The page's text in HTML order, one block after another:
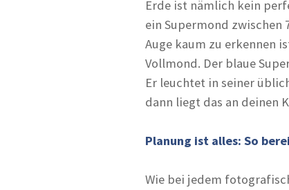
Erde ist nämlich kein
ein Supermond
Auge kaum zu erkennen
Vollmond. Der blaue
Er leuchtet in seiner
dann liegt das an deinen
Planung ist alles: So
Wie bei jedem